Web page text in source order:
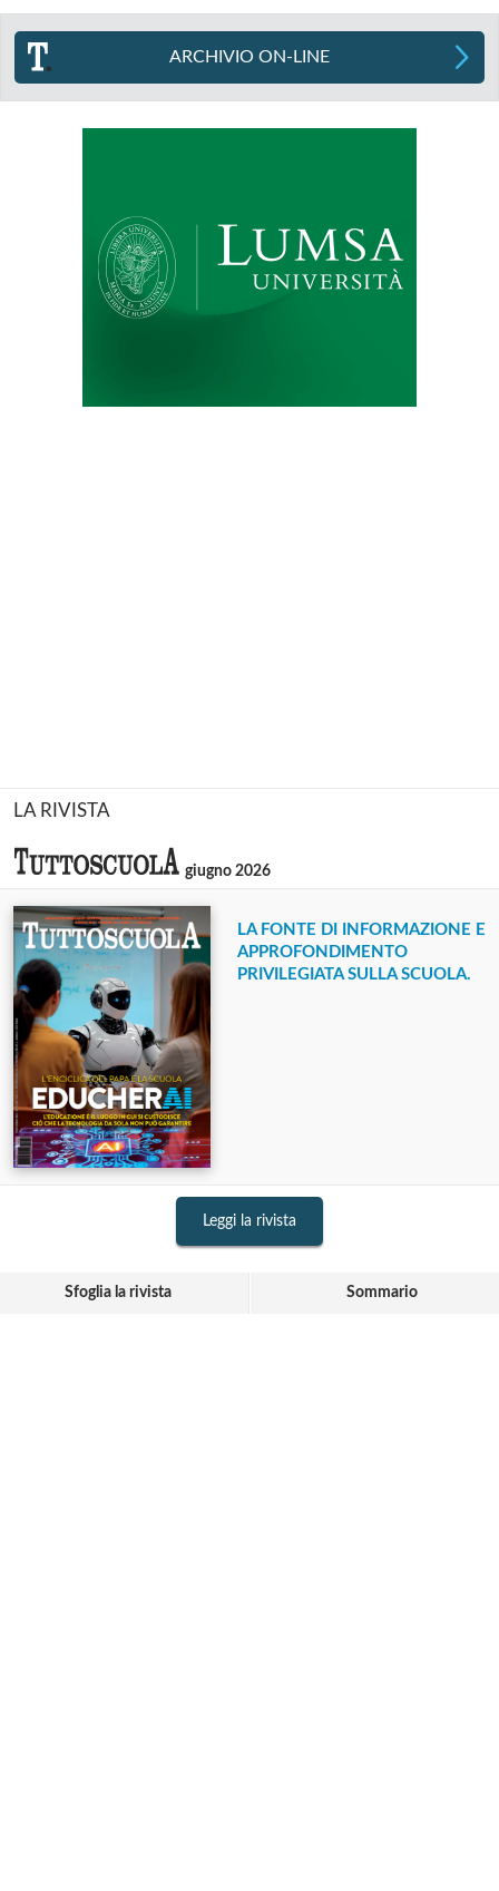
ARCHIVIO ON-LINE
LA RIVISTA
giugno 2026
LA FONTE DI INFORMAZIONE E
APPROFONDIMENTO
PRIVILEGIATA SULLA SCUOLA.
Leggi la rivista
Sfoglia la rivista Sommario